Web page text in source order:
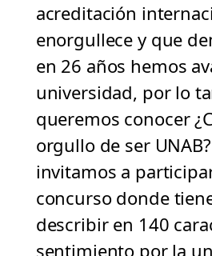
acreditación
enorgullece y que
en 26 años hemos
universidad, por lo
queremos conocer
orgullo de ser
invitamos a
concurso donde
describir en 140
sentimiento por la